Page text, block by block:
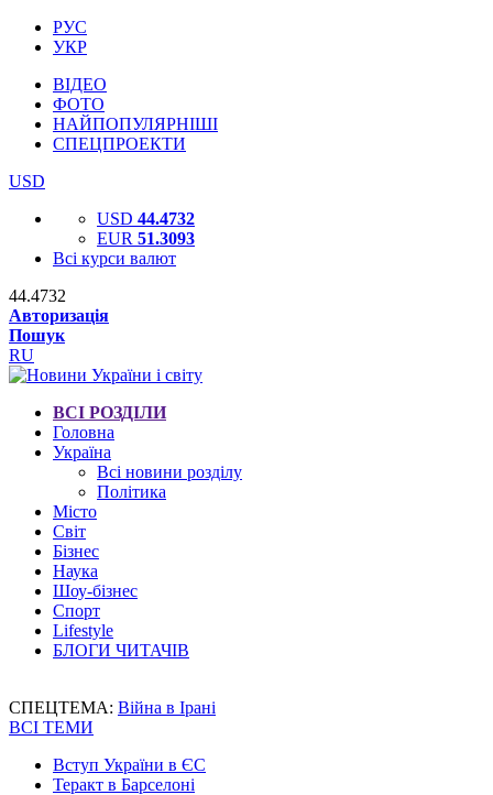
РУС
УКР
ВІДЕО
ФОТО
НАЙПОПУЛЯРНІШІ
СПЕЦПРОЕКТИ
USD
USD 44.4732
EUR 51.3093
Всі курси валют
44.4732
Авторизація
Пошук
RU
ВСІ РОЗДІЛИ
Головна
Україна
Всі новини розділу
Політика
Місто
Світ
Бізнес
Наука
Шоу-бізнес
Спорт
Lifestyle
БЛОГИ ЧИТАЧІВ
СПЕЦТЕМА: Війна в Ірані
ВСІ ТЕМИ
Вступ України в ЄС
Теракт в Барселоні